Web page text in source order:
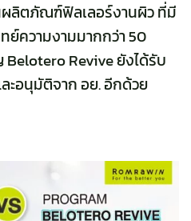
ผลิตภัณฑ์ฟิลเลอร์งานผิว ที่มี
ย์ความงามมากกว่า 50
Belotero Reviveยังได้รับ
ะอนุมัติจาก อย. อีกด้วย